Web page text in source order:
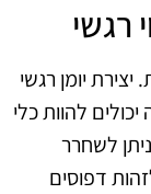
רגשי
יומן רגשי
להוות כלי
לשחרר
דפוסים